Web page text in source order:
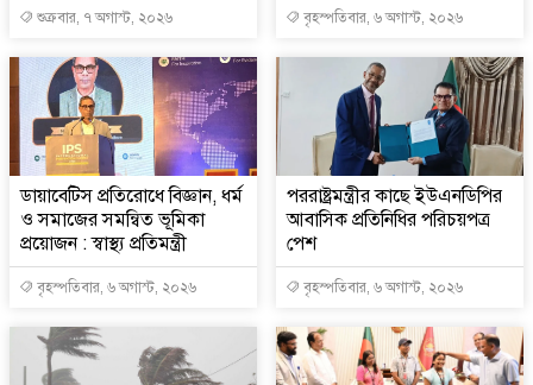
শুক্রবার, ৭ অগাস্ট, ২০২৬ বৃহস্পতিবার, ৬ অগাস্ট, ২০২৬
ডায়াবেটিস প্রতিরোধে বিজ্ঞান, ধর্ম
ও সমাজের সমন্বিত ভূমিকা
প্রয়োজন : স্বাস্থ্য প্রতিমন্ত্রী
বৃহস্পতিবার, ৬ অগাস্ট, ২০২৬
পররাষ্ট্রমন্ত্রীর কা‌ছে ইউএনডিপির
আবাসিক প্রতিনিধির পরিচয়পত্র
পেশ
বৃহস্পতিবার, ৬ অগাস্ট, ২০২৬